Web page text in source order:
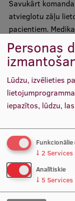
Savukārt komanda
atvieglotu zāļu
pacientiem.
vai valodas
instrukcijas
iepakojuma un
formātā.
audio formātā,
nodrošināt
Personas
Lūdzu, izvēlieties
iepazītos, lūdzu,
Funkcionālie
↓ 2 Services
Analītiskie
↓ 5 Services